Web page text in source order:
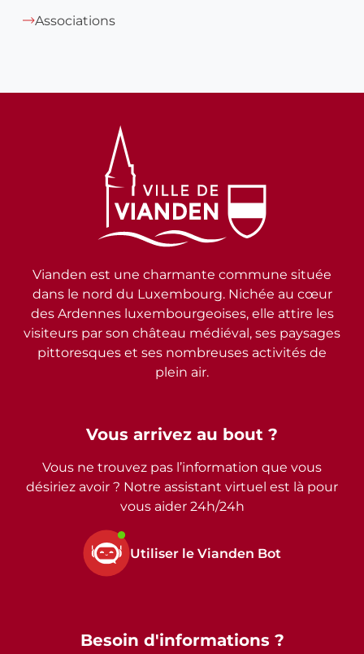
Associations
Vous arrivez au bout ?
Vous ne trouvez pas l’information que vous
désiriez avoir ? Notre assistant virtuel est là pour
vous aider 24h/24h
Utiliser le Vianden Bot
Vianden est une charmante commune située
dans le nord du Luxembourg. Nichée au cœur
des Ardennes luxembourgeoises, elle attire les
visiteurs par son château médiéval, ses paysages
pittoresques et ses nombreuses activités de
plein air.
Besoin d'informations ?